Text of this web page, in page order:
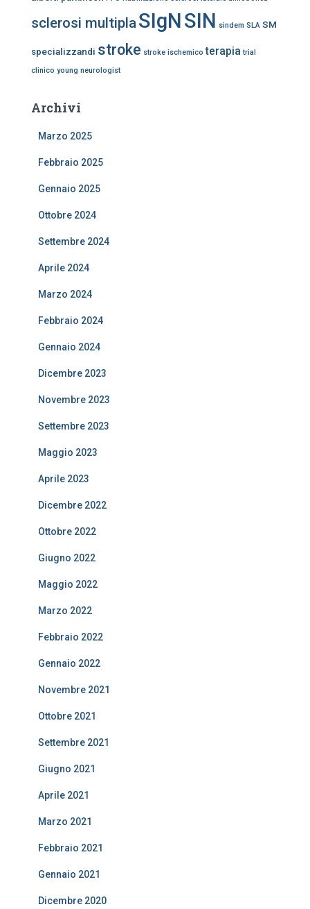
sclerosi multiplaSIgNSIN sindem SLA SM
specializzandi stroke stroke ischemico terapia trial
clinico young neurologist
Archivi
Marzo 2025
Febbraio 2025
Gennaio 2025
Ottobre 2024
Settembre 2024
Aprile 2024
Marzo 2024
Febbraio 2024
Gennaio 2024
Dicembre 2023
Novembre 2023
Settembre 2023
Maggio 2023
Aprile 2023
Dicembre 2022
Ottobre 2022
Giugno 2022
Maggio 2022
Marzo 2022
Febbraio 2022
Gennaio 2022
Novembre 2021
Ottobre 2021
Settembre 2021
Giugno 2021
Aprile 2021
Marzo 2021
Febbraio 2021
Gennaio 2021
Dicembre 2020